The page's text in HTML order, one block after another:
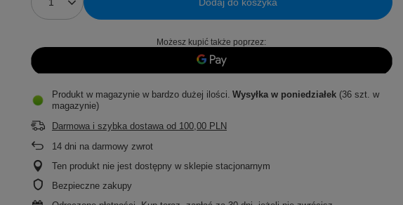
Możesz kupić także poprzez:
Produkt w magazynie w bardzo dużej ilości Wysyłka w poniedziałek(36 szt. w
magazynie)
Darmowa i szybka dostawaod 100,00 PLN
14dni na darmowy zwrot
Ten produkt nie jest dostępny w sklepie stacjonarnym
Bezpieczne zakupy